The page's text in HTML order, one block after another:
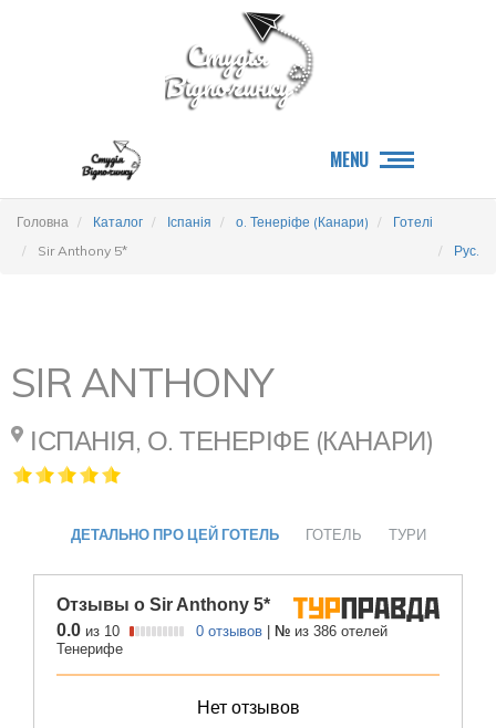
MENU
Головна Каталог Іспанія о. Тенеріфе (Канари)
Готелі
Sir Anthony 5*
Рус.
SIR ANTHONY
ІСПАНІЯ, О. ТЕНЕРІФЕ (КАНАРИ)
ДЕТАЛЬНО ПРО ЦЕЙ ГОТЕЛЬ ГОТЕЛЬ ТУРИ